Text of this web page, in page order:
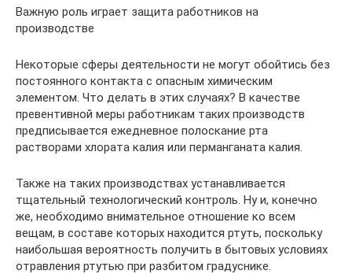
Важную роль играет защита работников на
производстве
Некоторые сферы деятельности не могут обойтись без
постоянного контакта с опасным химическим
элементом. Что делать в этих случаях? В качестве
превентивной меры работникам таких производств
предписывается ежедневное полоскание рта
растворами хлората калия или перманганата калия.
Также на таких производствах устанавливается
тщательный технологический контроль. Ну и, конечно
же, необходимо внимательное отношение ко всем
вещам, в составе которых находится ртуть, поскольку
наибольшая вероятность получить в бытовых условиях
отравления ртутью при разбитом градуснике.